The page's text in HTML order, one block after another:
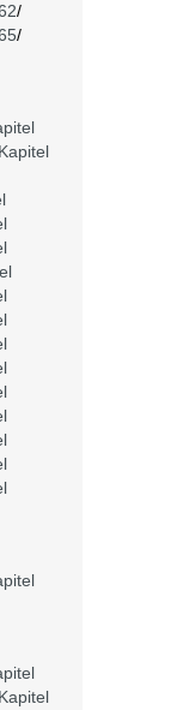
/
/
Kapitel
Kapitel